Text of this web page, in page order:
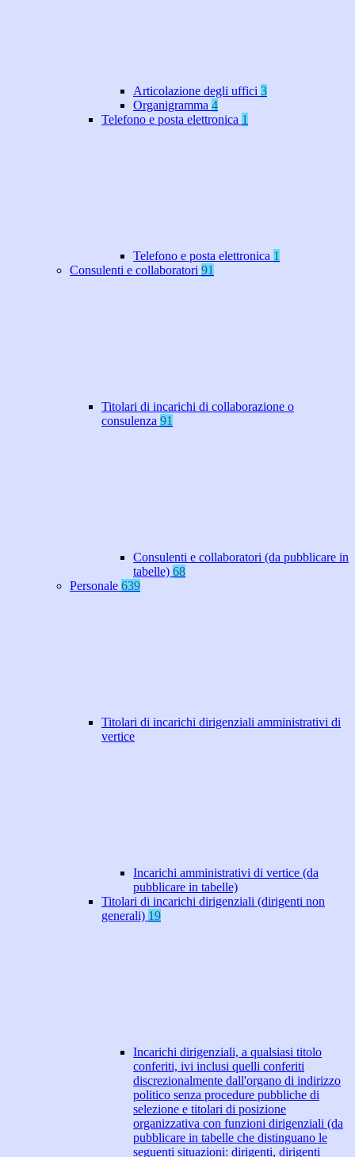
Articolazione degli uffici 3
Organigramma 4
Telefono e posta elettronica 1
Telefono e posta elettronica 1
Consulenti e collaboratori 91
Titolari di incarichi di collaborazione o
consulenza 91
Consulenti e collaboratori (da pubblicare in
tabelle) 68
Personale 639
Titolari di incarichi dirigenziali amministrativi di
vertice
Incarichi amministrativi di vertice (da
pubblicare in tabelle)
Titolari di incarichi dirigenziali (dirigenti non
generali) 19
Incarichi dirigenziali, a qualsiasi titolo
conferiti, ivi inclusi quelli conferiti
discrezionalmente dall'organo di indirizzo
politico senza procedure pubbliche di
selezione e titolari di posizione
organizzativa con funzioni dirigenziali (da
pubblicare in tabelle che distinguano le
seguenti situazioni: dirigenti, dirigenti